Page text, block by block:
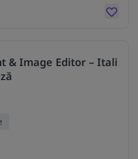
& Image Editor – Itali